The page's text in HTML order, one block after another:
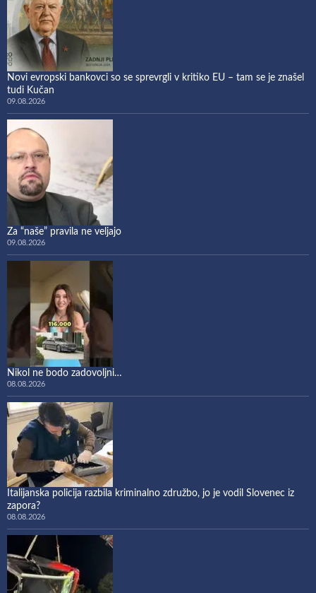
Novi evropski bankovci so se sprevrgli v kritiko EU – tam se je znašel
tudi Kučan
09.08.2026
Za “naše” pravila ne veljajo
09.08.2026
Nikol ne bodo zadovoljni…
08.08.2026
Italijanska policija razbila kriminalno združbo, jo je vodil Slovenec iz
zapora?
08.08.2026